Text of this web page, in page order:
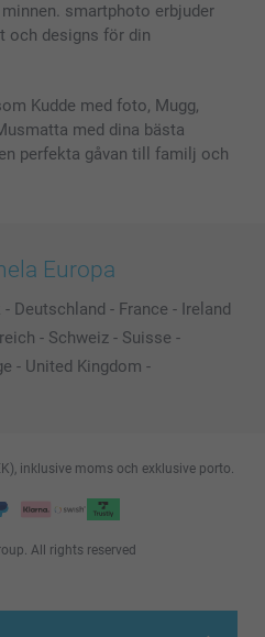
smartphoto erbjuder
och designs för din
Kudde med foto, Mugg,
med dina bästa
perfekta gåvan till familj och
Europa
- Deutschland - France - Ireland
- Schweiz - Suisse -
- United Kingdom -
All rights reserved
inklusive moms och exklusive porto.